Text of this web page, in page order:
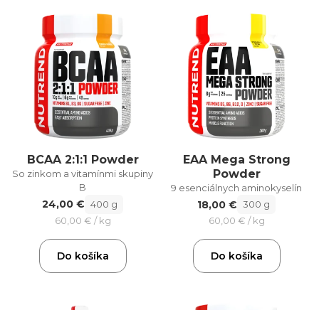
BCAA 2:1:1 Powder
So zinkom a vitamínmi skupiny
B
24,00 € 400 g
60,00 € / kg
Do košíka
EAA Mega Strong
Powder
9 esenciálnych aminokyselín
18,00 € 300 g
60,00 € / kg
Do košíka